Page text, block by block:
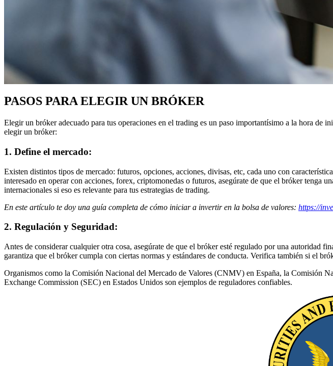
PASOS PARA ELEGIR UN BRÓKER
Elegir un bróker adecuado para tus operaciones en el trading es un paso importantísimo a la hora de
elegir un bróker:
1. Define el mercado:
Existen distintos tipos de mercado: futuros, opciones, acciones, divisas, etc, cada uno con
interesado en operar con acciones, forex, criptomonedas o futuros, asegúrate de que el bróker tenga
internacionales si eso es relevante para tus estrategias de trading.
En este artículo te doy una guía completa de cómo iniciar a invertir en la bolsa de valores: https://
2. Regulación y Seguridad:
Antes de considerar cualquier otra cosa, asegúrate de que el bróker esté regulado por una
garantiza que el bróker cumpla con ciertas normas y estándares de conducta. Verifica también si el
Organismos como la Comisión Nacional del Mercado de Valores (CNMV) en España, la Comisión
Exchange Commission (SEC) en Estados Unidos son ejemplos de reguladores confiables.